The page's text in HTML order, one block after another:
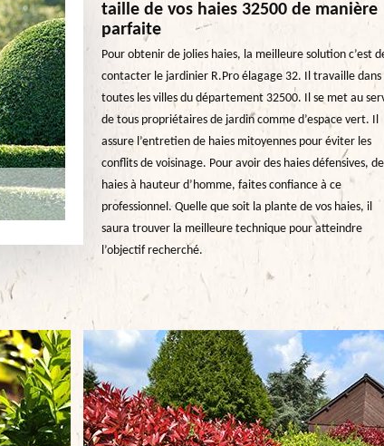
taille de vos haies 32500 de manière
parfaite
Pour obtenir de jolies haies, la meilleure solution c’est
contacter le jardinier R.Pro élagage 32. Il travaille dans
toutes les villes du département 32500. Il se met au
de tous propriétaires de jardin comme d’espace vert. Il
assure l’entretien de haies mitoyennes pour éviter les
conflits de voisinage. Pour avoir des haies défensives,
haies à hauteur d’homme, faites confiance à ce
professionnel. Quelle que soit la plante de vos haies, il
saura trouver la meilleure technique pour atteindre
l’objectif recherché.